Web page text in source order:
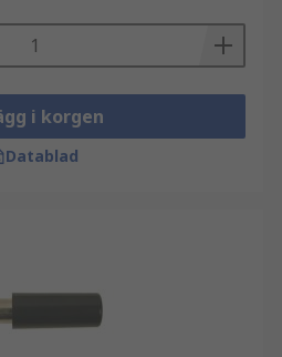
i korgen
Datablad